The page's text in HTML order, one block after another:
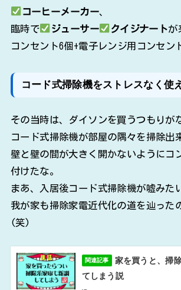
コーヒーメーカー、
臨時で
ジューサー クイジナートが
コンセント6個+電子レンジ用コンセン
コード式掃除機をストレスなく使
その当時は、ダイソンを買うつもりが
コード式掃除機が部屋の隅々を掃除出
壁と壁の間が大きく開かないようにコ
付けたな。
まあ、入居後コード式掃除機が嘘みた
我が家も掃除家電近代化の道を辿った
(笑)
関連記事
家を買うと、掃
てしまう説